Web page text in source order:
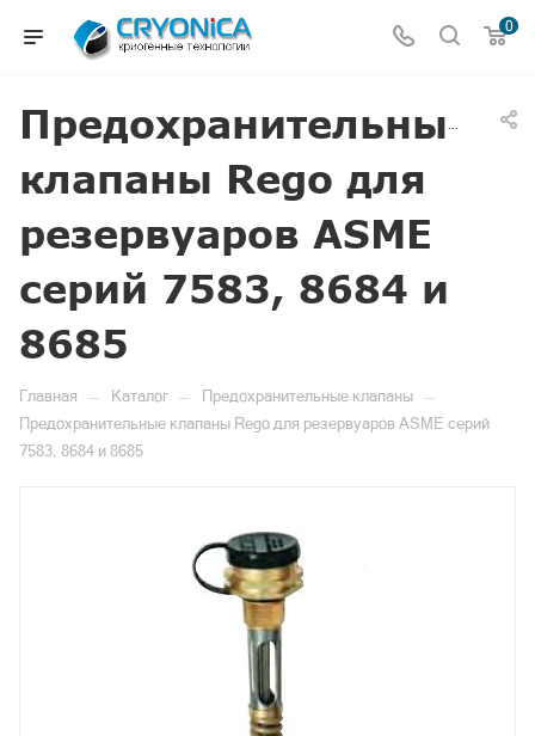
0
Предохранительные
клапаны Rego для
резервуаров ASME
серий 7583, 8684 и
8685
Главная — Каталог — Предохранительные клапаны —
Предохранительные клапаны Rego для резервуаров ASME серий
7583, 8684 и 8685